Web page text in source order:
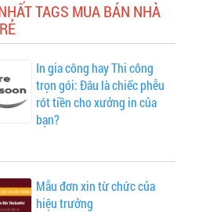
TAGS MUA BÁN NHÀ
In gia công hay Thi công
trọn gói: Đâu là chiếc phễu
rót tiền cho xưởng in của
bạn?
Mẫu đơn xin từ chức của
hiệu trưởng